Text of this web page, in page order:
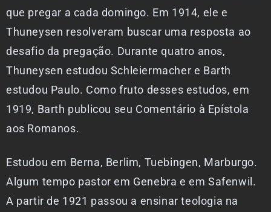
que pregar a cada domingo. Em 1914, ele e
Thuneysen resolveram buscar uma resposta ao
desafio da pregação. Durante quatro anos,
Thuneysen estudou Schleiermacher e Barth
estudou Paulo. Como fruto desses estudos, em
1919, Barth publicou seu Comentário à Epístola
aos Romanos.
Estudou em Berna, Berlim, Tuebingen, Marburgo.
Algum tempo pastor em Genebra e em Safenwil.
A partir de 1921 passou a ensinar teologia na